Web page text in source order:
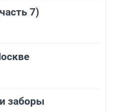
7)
заборы